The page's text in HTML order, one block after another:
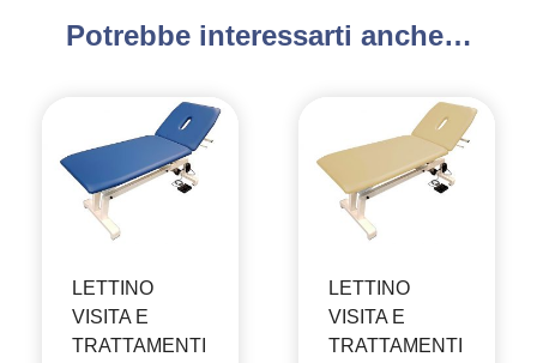
Potrebbe interessarti anche…
LETTINO
VISITA E
TRATTAMENTI
LETTINO
VISITA E
TRATTAMENTI